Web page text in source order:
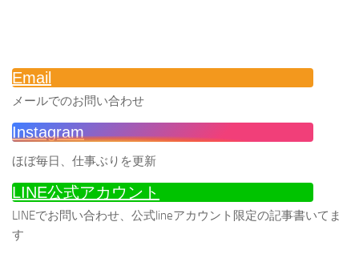
Email
メールでのお問い合わせ
Instagram
ほぼ毎日、仕事ぶりを更新
LINE公式アカウント
LINEでお問い合わせ、公式lineアカウント限定の記事書いてま
す